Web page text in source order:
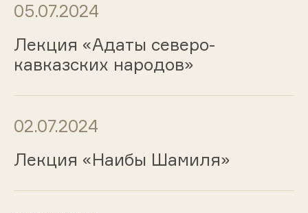
05.07.2024
Лекция «Адаты северо-
кавказских народов»
02.07.2024
Лекция «Наибы Шамиля»